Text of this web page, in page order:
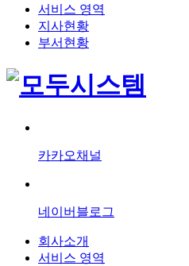
서비스 영역
지사현황
부서현황
카카오채널
네이버블로그
회사소개
서비스 영역